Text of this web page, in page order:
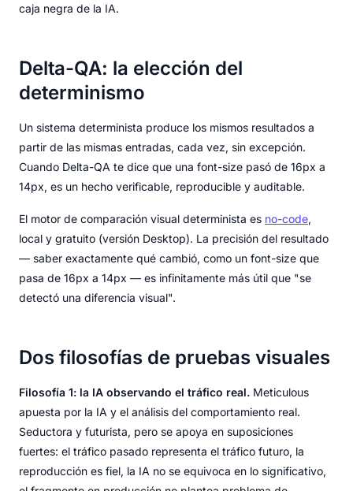
caja negra de la IA.
Delta-QA: la elección del
determinismo
Un sistema determinista produce los mismos resultados a
partir de las mismas entradas, cada vez, sin excepción.
Cuando Delta-QA te dice que una font-size pasó de 16px a
14px, es un hecho verificable, reproducible y auditable.
El motor de comparación visual determinista es no-code,
local y gratuito (versión Desktop). La precisión del resultado
— saber exactamente qué cambió, como un font-size que
pasa de 16px a 14px — es infinitamente más útil que "se
detectó una diferencia visual".
Dos filosofías de pruebas visuales
Filosofía 1: la IA observando el tráfico real. Meticulous
apuesta por la IA y el análisis del comportamiento real.
Seductora y futurista, pero se apoya en suposiciones
fuertes: el tráfico pasado representa el tráfico futuro, la
reproducción es fiel, la IA no se equivoca en lo significativo,